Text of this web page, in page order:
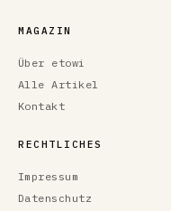
MAGAZIN
Über etowi
Alle Artikel
Kontakt
RECHTLICHES
Impressum
Datenschutz